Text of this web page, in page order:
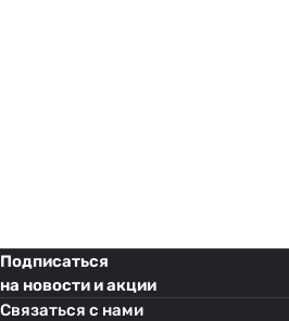
Подписаться
на новости и акции
Связаться с нами